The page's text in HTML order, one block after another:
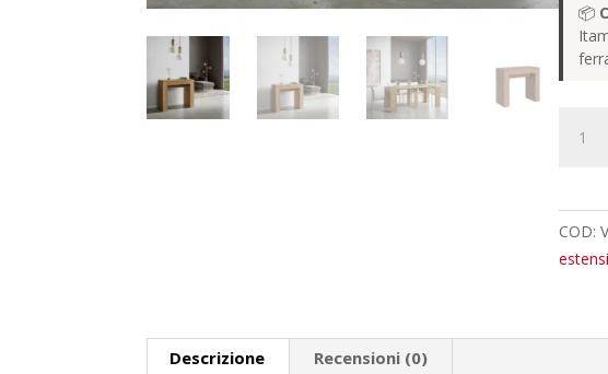
📦
Small
COD:
Descrizione Recensioni (0)